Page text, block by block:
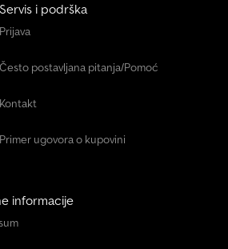
Servis i podrška
Prijava
Često postavljana pitanja/Pomoć
Kontakt
Primer ugovora o kupovini
informacije